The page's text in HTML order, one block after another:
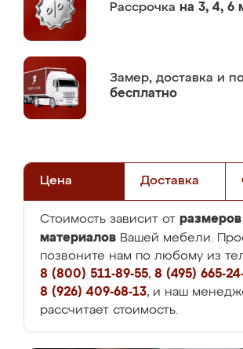
Рассрочка на 3, 4, 6
Замер, доставка и
бесплатно
Цена Доставка
Стоимость зависит от
материалов Вашей мебели.
позвоните нам по любому из
8 (800) 511-89-55, 8 (495) 665-
8 (926) 409-68-13, и наш
рассчитает стоимость.